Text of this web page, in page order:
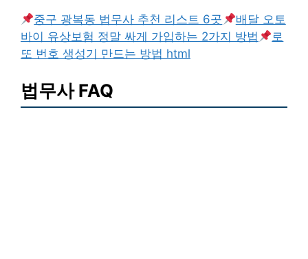
중구 광복동 법무사 추천 리스트 6곳
배달 오토
바이 유상보험 정말 싸게 가입하는 2가지 방법
로
또 번호 생성기 만드는 방법 html
법무사 FAQ